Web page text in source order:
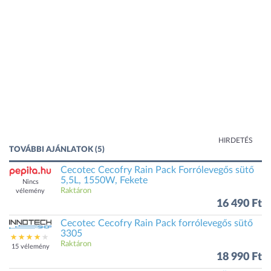
HIRDETÉS
TOVÁBBI AJÁNLATOK (5)
Nincs
vélemény
Cecotec Cecofry Rain Pack Forrólevegős sütő
5,5L, 1550W, Fekete
Raktáron
16 490 Ft
15 vélemény
Cecotec Cecofry Rain Pack forrólevegős sütő
3305
Raktáron
18 990 Ft